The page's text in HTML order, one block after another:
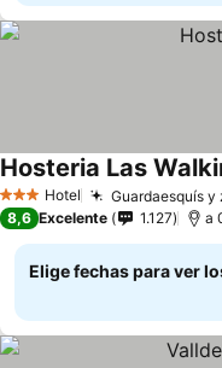
3 Estrellas
Hotel Guardaesquís y
Hosteria Las
8,6 Excelente 1.127 a
Elige fechas para ver